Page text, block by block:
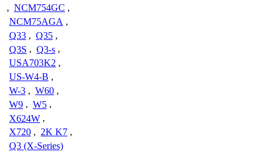
, NCM754GC ,
NCM75AGA ,
Q33 , Q35 ,
Q3S , Q3-s ,
USA703K2 ,
US-W4-B ,
W-3 , W60 ,
W9 , W5 ,
X624W ,
X720 , 2K K7 ,
Q3 (X-Series)